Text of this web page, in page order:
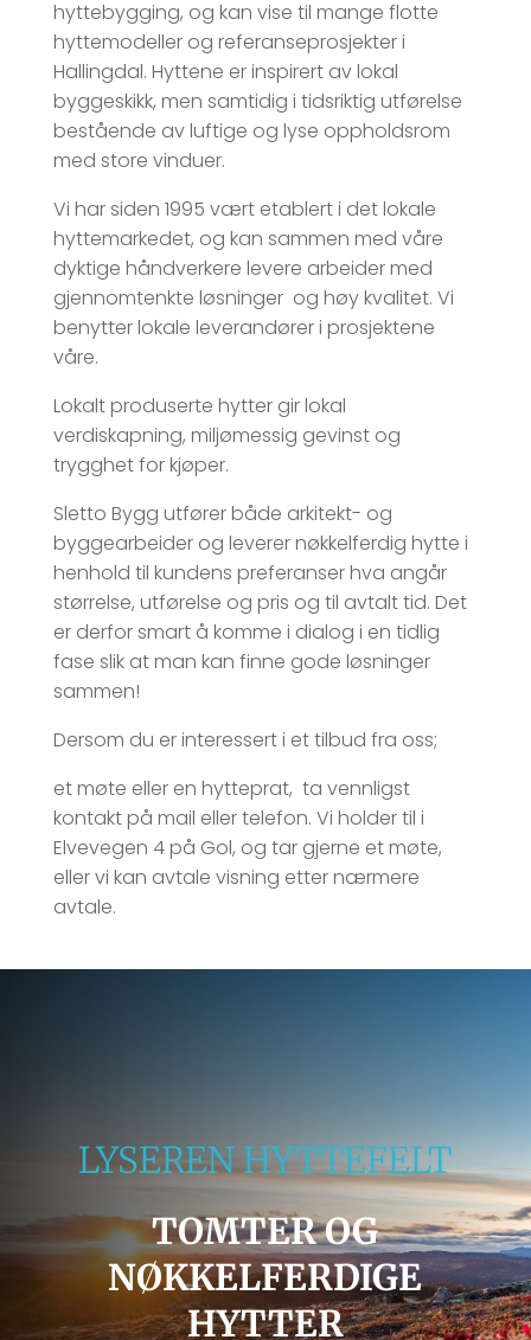
hyttebygging, og kan vise til mange flotte
hyttemodeller og referanseprosjekter i
Hallingdal. Hyttene er inspirert av lokal
byggeskikk, men samtidig i tidsriktig utførelse
bestående av luftige og lyse oppholdsrom
med store vinduer.
Vi har siden 1995 vært etablert i det lokale
hyttemarkedet, og kan sammen med våre
dyktige håndverkere levere arbeider med
gjennomtenkte løsninger og høy kvalitet. Vi
benytter lokale leverandører i prosjektene
våre.
Lokalt produserte hytter gir lokal
verdiskapning, miljømessig gevinst og
trygghet for kjøper.
Sletto Bygg utfører både arkitekt- og
byggearbeider og leverer nøkkelferdig hytte i
henhold til kundens preferanser hva angår
størrelse, utførelse og pris og til avtalt tid. Det
er derfor smart å komme i dialog i en tidlig
fase slik at man kan finne gode løsninger
sammen!
Dersom du er interessert i et tilbud fra oss;
et møte eller en hytteprat, ta vennligst
kontakt på mail eller telefon. Vi holder til i
Elvevegen 4 på Gol, og tar gjerne et møte,
eller vi kan avtale visning etter nærmere
avtale.
LYSEREN HYTTEFELT
TOMTER OG
NØKKELFERDIGE
HYTTER